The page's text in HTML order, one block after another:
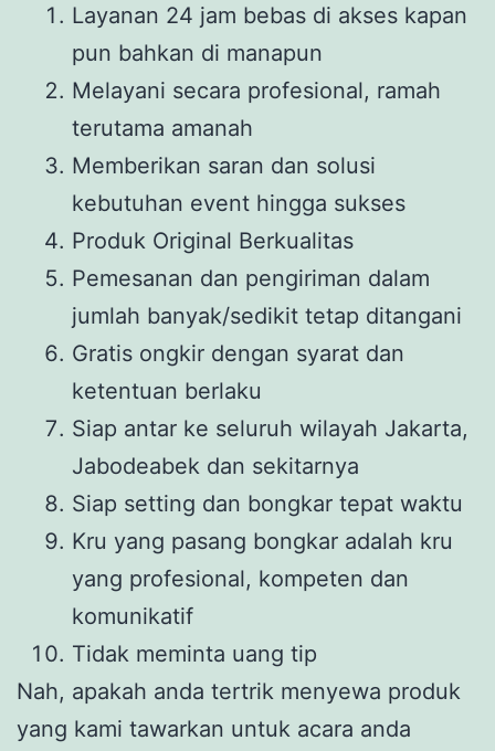
Layanan 24 jam bebas di akses kapan
pun bahkan di manapun
Melayani secara profesional, ramah
terutama amanah
Memberikan saran dan solusi
kebutuhan event hingga sukses
Produk Original Berkualitas
Pemesanan dan pengiriman dalam
jumlah banyak/sedikit tetap ditangani
Gratis ongkir dengan syarat dan
ketentuan berlaku
Siap antar ke seluruh wilayah Jakarta,
Jabodeabek dan sekitarnya
Siap setting dan bongkar tepat waktu
Kru yang pasang bongkar adalah kru
yang profesional, kompeten dan
komunikatif
Tidak meminta uang tip
Nah, apakah anda tertrik menyewa produk
yang kami tawarkan untuk acara anda